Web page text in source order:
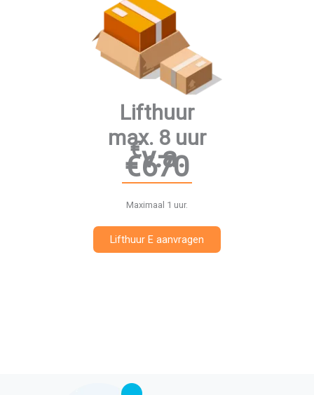
Lifthuur
max. 8 uur
€v.a.
€670
Maximaal 1 uur.
Lifthuur E aanvragen